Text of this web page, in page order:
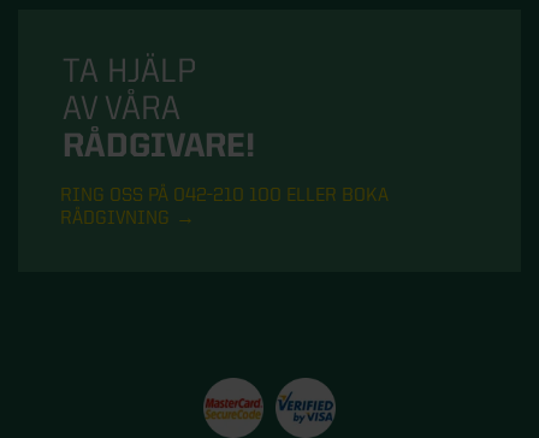
TA HJÄLP
AV VÅRA
RÅDGIVARE!
RING OSS PÅ 042-210 100 ELLER BOKA
RÅDGIVNING